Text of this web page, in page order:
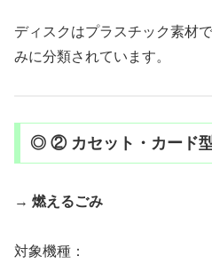
ディスクはプラスチック素材
みに分類されています。
◎ ② カセット・カード
→ 燃えるごみ
対象機種：